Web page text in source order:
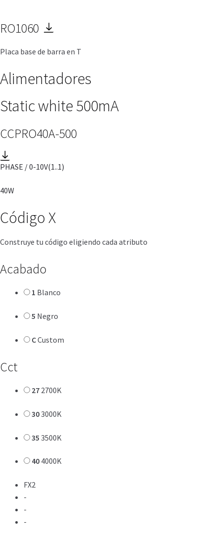
RO1060
Placa base de barra en T
Alimentadores
Static white 500mA
CCPRO40A-500
PHASE / 0-10V(1..1)
40W
Código X
Construye tu código eligiendo cada atributo
Acabado
1 Blanco
5 Negro
CCustom
Cct
27 2700K
303000K
35 3500K
40 4000K
FX2
-
-
-